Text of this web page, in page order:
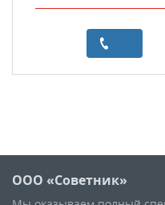
ООО «Советник»